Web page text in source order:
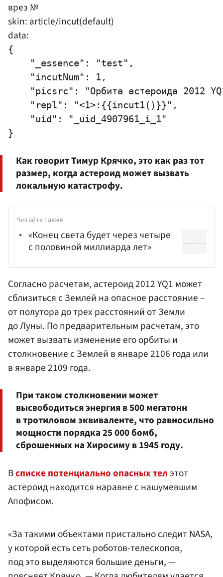
врез №
skin: article/incut(default)
data:
{
    "_essence": "test",
    "incutNum": 1,
"picsrc": "Орбита астероида 2012
    "repl": "<1>:{{incut1()}}",
    "uid": "_uid_4907961_i_1"
Как говорит Тимур Крячко, это как раз тот
размер, когда астероид может вызвать
локальную катастрофу.
Читайте также
«Конец света будет через четыре
с половиной миллиарда лет»
Согласно расчетам, астероид 2012 YQ1 может
сблизиться с Землей на опасное расстояние –
от полутора до трех расстояний от Земли
до Луны. По предварительным расчетам, это
может вызвать изменение его орбиты и
столкновение с Землей в январе 2106 года или
в январе 2109 года.
При таком столкновении может
высвободиться энергия в 500 мегатонн
в тротиловом эквиваленте, что равносильно
мощности порядка 25 000 бомб,
сброшенных на Хиросиму в 1945 году.
Всписке потенциально опасных телэтот
астероид находится наравне с нашумевшим
Апофисом.
«За такими объектами пристально следит NASA,
у которой есть сеть роботов-телескопов,
под это выделяются большие деньги, —